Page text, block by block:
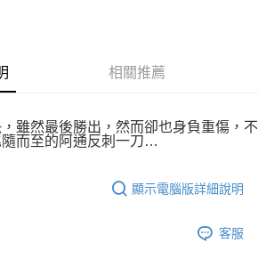
support/home
限公司提供之「AFTEE先享後付」服務完成之交
內提供個人資料，並將交易相關給付款項請求債
徵得法定代理人或監護人之同意方可使用
含以上)免運費
含以上)免運費
相關推薦
雖然最後勝出，然而卻也身負重傷，不
而至的阿通反刺一刀…
顯示電腦版詳細說明
客服